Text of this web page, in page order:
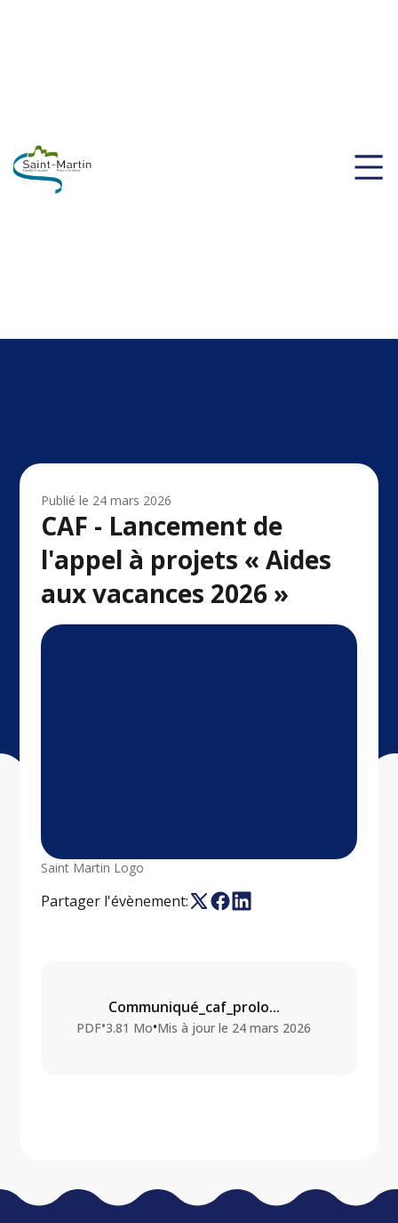
Publié le 24 mars 2026
CAF - Lancement de
l'appel à projets « Aides
aux vacances 2026 »
Saint Martin Logo
Partager l'évènement:
Communiqué_caf_prolo...
PDF•3.81 Mo•Mis à jour le 24 mars 2026